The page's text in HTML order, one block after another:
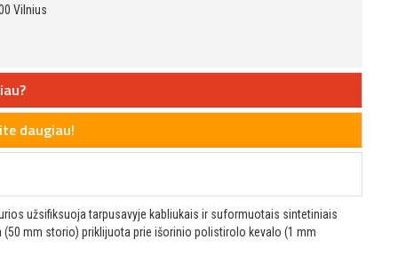
Vilnius
daugiau!
užsifiksuoja tarpusavyje kabliukais ir suformuotais sintetiniais
mm storio) priklijuota prie išorinio polistirolo kevalo (1 mm